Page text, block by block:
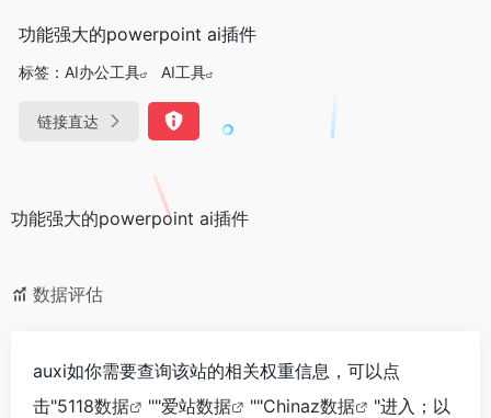
功能强大的powerpoint ai插件
标签： AI办公工具 AI工具
链接直达
功能强大的powerpoint ai插件
数据评估
auxi如你需要查询该站的相关权重信息，可以点
击"5118数据 ""爱站数据 ""Chinaz数据
"进入；以